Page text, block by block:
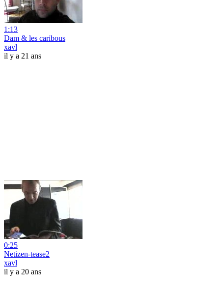
1:13
Dam & les caribous
xavl
il y a 21 ans
0:25
Netizen-tease2
xavl
il y a 20 ans